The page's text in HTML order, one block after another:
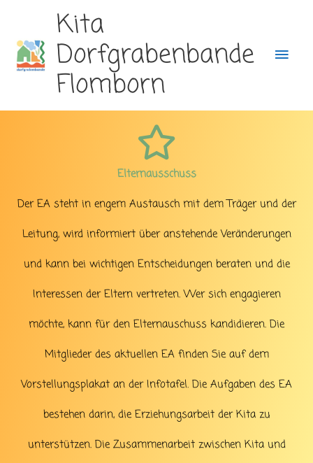
Inhalt
springen
Kita
Dorfgrabenbande
Flomborn
Elternausschuss
Der EA steht in engem Austausch mit dem Träger und der
Leitung, wird informiert über anstehende Veränderungen
und kann bei wichtigen Entscheidungen beraten und die
Interessen der Eltern vertreten. Wer sich engagieren
möchte, kann für den Elternauschuss kandidieren. Die
Mitglieder des aktuellen EA finden Sie auf dem
Vorstellungsplakat an der Infotafel. Die Aufgaben des EA
bestehen darin, die Erziehungsarbeit der Kita zu
unterstützen. Die Zusammenarbeit zwischen Kita und